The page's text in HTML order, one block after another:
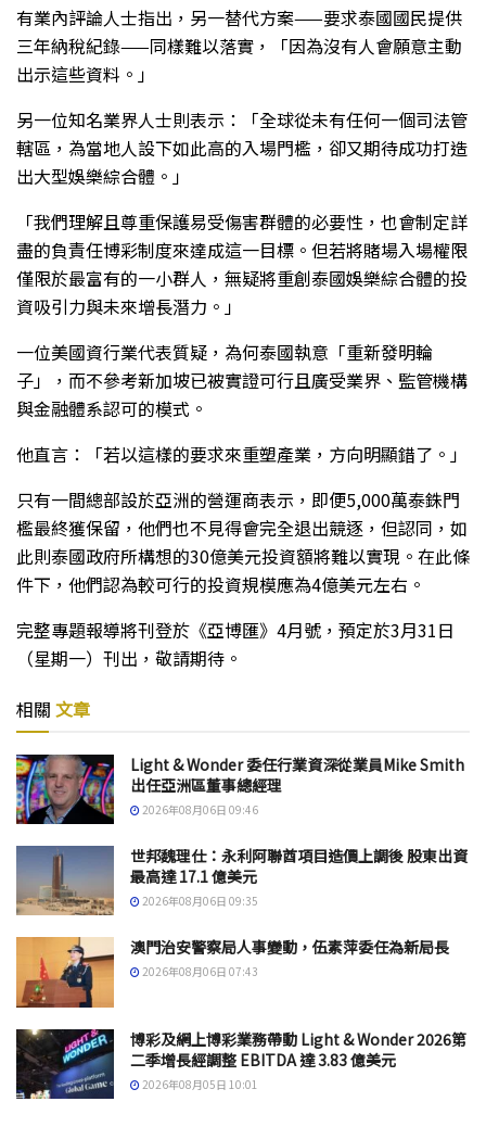
有業內評論人士指出，另一替代方案——要求泰國國民提供
三年納稅紀錄——同樣難以落實，「因為沒有人會願意主動
出示這些資料。」
另一位知名業界人士則表示：「全球從未有任何一個司法管
轄區，為當地人設下如此高的入場門檻，卻又期待成功打造
出大型娛樂綜合體。」
「我們理解且尊重保護易受傷害群體的必要性，也會制定詳
盡的負責任博彩制度來達成這一目標。但若將賭場入場權限
僅限於最富有的一小群人，無疑將重創泰國娛樂綜合體的投
資吸引力與未來增長潛力。」
一位美國資行業代表質疑，為何泰國執意「重新發明輪
子」，而不參考新加坡已被實證可行且廣受業界、監管機構
與金融體系認可的模式。
他直言：「若以這樣的要求來重塑產業，方向明顯錯了。」
只有一間總部設於亞洲的營運商表示，即便5,000萬泰銖門
檻最終獲保留，他們也不見得會完全退出競逐，但認同，如
此則泰國政府所構想的30億美元投資額將難以實現。在此條
件下，他們認為較可行的投資規模應為4億美元左右。
完整專題報導將刊登於《亞博匯》4月號，預定於3月31日
（星期一）刊出，敬請期待。
相關 文章
Light & Wonder 委任行業資深從業員Mike Smith
出任亞洲區董事總經理
2026年08月06日 09:46
世邦魏理仕：永利阿聯酋項目造價上調後 股東出資
最高達 17.1 億美元
2026年08月06日 09:35
澳門治安警察局人事變動，伍素萍委任為新局長
2026年08月06日 07:43
博彩及網上博彩業務帶動 Light & Wonder 2026第
二季增長經調整 EBITDA 達 3.83 億美元
2026年08月05日 10:01